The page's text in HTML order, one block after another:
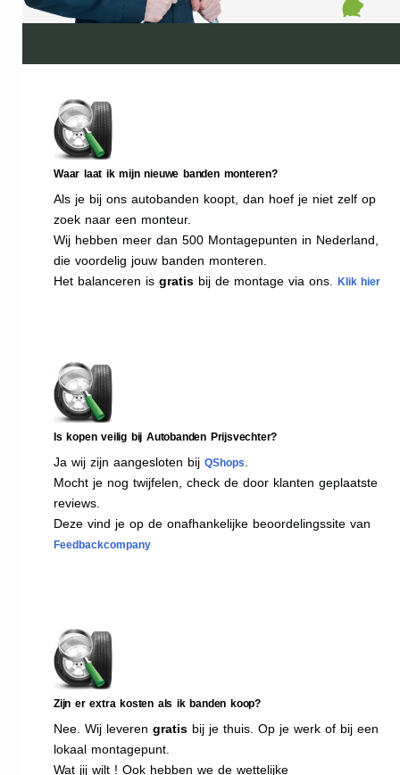
Waar laat ik mijn nieuwe banden monteren?
Als je bij ons autobanden koopt, dan hoef je niet zelf op
zoek naar een monteur.
Wij hebben meer dan 500 Montagepunten in Nederland,
die voordelig jouw banden monteren.
Het balanceren is gratis bij de montage via ons. Klik hier
Is kopen veilig bij Autobanden Prijsvechter?
Ja wij zijn aangesloten bij QShops
Mocht je nog twijfelen, check de door klanten geplaatste
reviews.
Deze vind je op de onafhankelijke beoordelingssite van
Feedbackcompany
Zijn er extra kosten als ik banden koop?
Nee. Wij leveren gratis bij je thuis. Op je werk of bij een
lokaal montagepunt.
Wat jij wilt ! Ook hebben we de wettelijke